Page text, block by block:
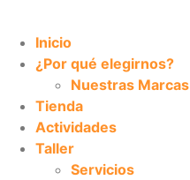
Inicio
¿Por qué elegirnos?
Nuestras Marcas
Tienda
Actividades
Taller
Servicios